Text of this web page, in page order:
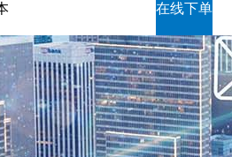
在线下单